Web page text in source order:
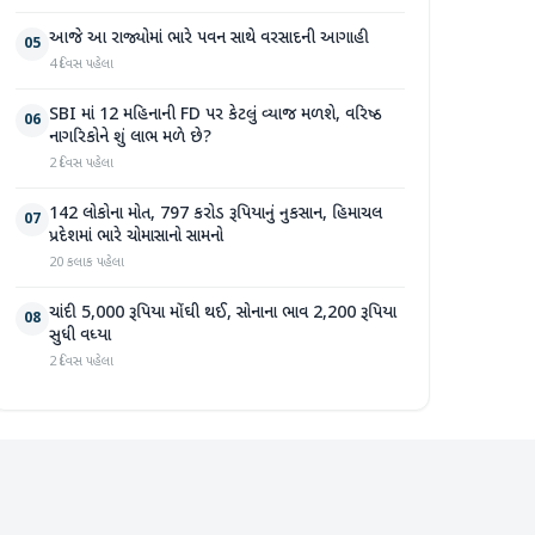
05 આજે આ રાજ્યોમાં ભારે પવન સાથે વરસાદની આગાહી
4 દિવસ પહેલા
06 SBI માં 12 મહિનાની FD પર કેટલું વ્યાજ મળશે, વરિષ્ઠ
નાગરિકોને શું લાભ મળે છે?
2 દિવસ પહેલા
07 142 લોકોના મોત, 797 કરોડ રૂપિયાનું નુકસાન, હિમાચલ
પ્રદેશમાં ભારે ચોમાસાનો સામનો
20 કલાક પહેલા
08 ચાંદી 5,000 રૂપિયા મોંઘી થઈ, સોનાના ભાવ 2,200 રૂપિયા
સુધી વધ્યા
2 દિવસ પહેલા